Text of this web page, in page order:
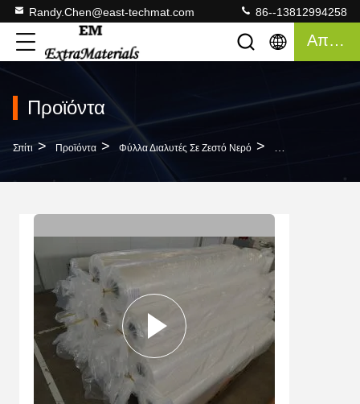
Randy.Chen@east-techmat.com 86--13812994258
Απόσπασμα
Προϊόντα
Σπίτι > Προϊόντα > Φύλλα Διαλυτές Σε Ζεστό Νερό > Πολυβινυλική